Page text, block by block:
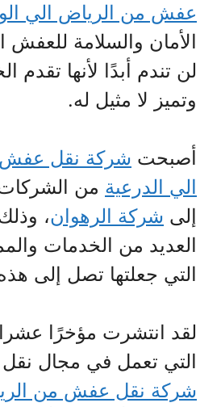
عفش من الرياض الي
الأمان والسلامة للعفش
لن تندم أبدًا لأنها تقدم
وتميز لا مثيل له.
أصبحت شركة نقل عفش
الي الدرعية من الشركات
إلى شركة الرهوان،
العديد من الخدمات
التي جعلتها تصل إلى هذه
لقد انتشرت مؤخرًا
التي تعمل في مجال
شركة نقل عفش من